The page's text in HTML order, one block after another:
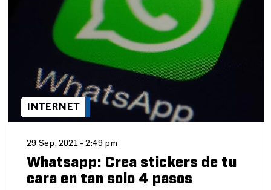
INTERNET
29 Sep, 2021 - 2:49 pm
Whatsapp: Crea stickers de tu
cara en tan solo 4 pasos